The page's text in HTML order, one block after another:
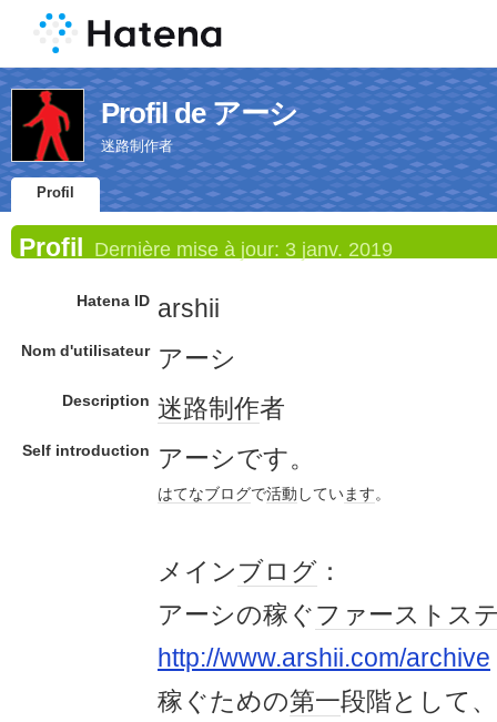
Profil de アーシ
迷路制作者
Profil
Profil Dernière mise à jour: 3 janv. 2019
Hatena ID arshii
Nom d'utilisateur アーシ
Description 迷路制作者
Self introduction アーシです。
はてなブログで活動 しています。
メインブログ ：
アーシの稼ぐファースト ス
http://www.arshii.com/archive
稼ぐための第一段階として